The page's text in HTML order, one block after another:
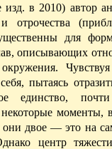
изд. в 2010) автор
отрочества
для
описывающих
Чувствуя
пытаясь
единство,
моменты,
они двое — это на
центр